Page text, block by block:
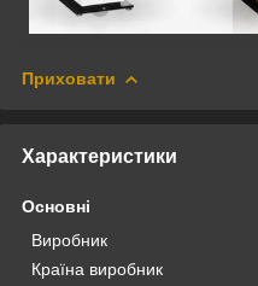
Приховати
Характеристики
Основні
Виробник
Країна виробник